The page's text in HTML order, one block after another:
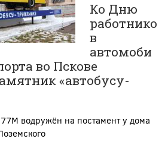
Ко Дню
работнико
в
автомоби
во Пскове
«автобусу-
водружён на постамент у дома